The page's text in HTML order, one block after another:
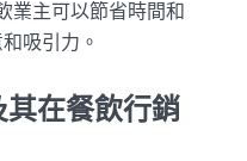
業主可以節省時間和
吸引力。
在餐飲行銷